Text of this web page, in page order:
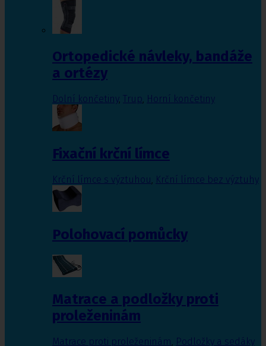
Ortopedické návleky, bandáže
a ortézy
Dolní končetiny, Trup, Horní končetiny
Fixační krční límce
Krční límce s výztuhou Krční límce bez výztuhy
Polohovací pomůcky
Matrace a podložky proti
proleženinám
Matrace proti proleženinám, Podložky a sedáky